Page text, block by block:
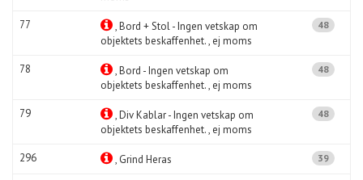
77
, Bord + Stol - Ingen vetskap om
objektets beskaffenhet. , ej moms
48
78
, Bord - Ingen vetskap om
objektets beskaffenhet. , ej moms
48
79
, Div Kablar - Ingen vetskap om
objektets beskaffenhet. , ej moms
48
296 , Grind Heras 39